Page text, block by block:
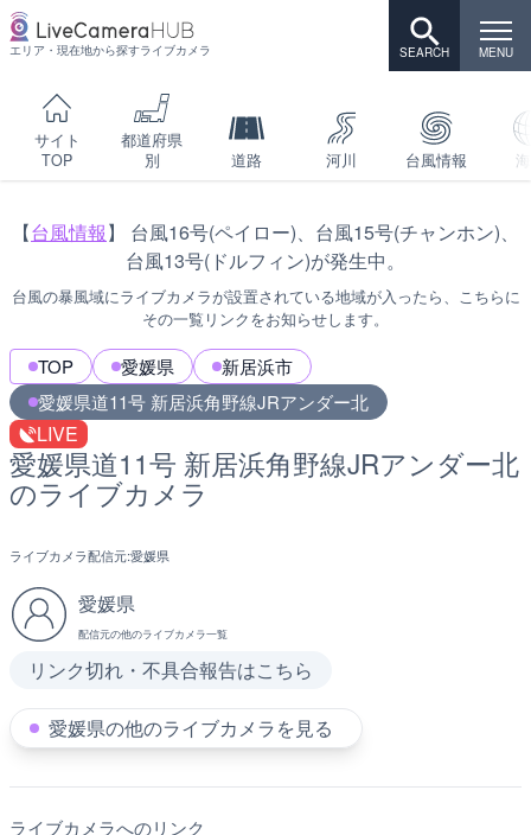
エリア・現在地から探すライブカメラ
サイト
TOP
都道府県
別
道路 河川 台風情報
【台風情報】 台風16号(ペイロー)、台風15号(チャンホン)、
台風13号(ドルフィン)が発生中。
台風の暴風域にライブカメラが設置されている地域が入ったら、こちらに
その一覧リンクをお知らせします。
TOP 愛媛県
新居浜市
愛媛県道11号 新居浜角野線JRアンダー北
LIVE
愛媛県道11号 新居浜角野線JRアンダー北
のライブカメラ
ライブカメラ配信元:愛媛県
愛媛県
配信元の他のライブカメラ一覧
リンク切れ・不具合報告はこちら
愛媛県の他のライブカメラを見る
ライブカメラへのリンク